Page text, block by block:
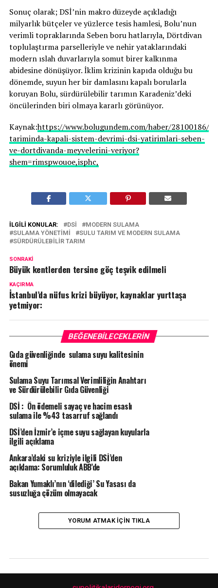
Sonuç olarak; DSİ’nin makro düzeyde açıkladığı
milyarlık bütçeler ve yüzlerce tesis hamlesi, Bolu’nun
verimli topraklarında Seben boru hatlarıyla, Dörtdivan
toplulaştırma parselleriyle ve nehir yataklarındaki
modern ıslah duvarlarıyla somut birer kalkınma
abidesine dönüşüyor. İklim krizinin kapıda olduğu bu
dönemde, suyun her bir damlasını kapalı borularla
koruyan Bolu, sürdürülebilir tarımın Karadeniz’deki
öncülerinden biri olmaya kararlı görünüyor.
Kaynak:https://www.bolugundem.com/haber/28100186/
tariminda-kapali-sistem-devrimi-dsi-yatirimlari-seben-
ve-dortdivanda-meyvelerini-veriyor?
shem=rimspwouoe,isphc,
İLGILI KONULAR: DSİ
MODERN SULAMA
SULAMA YÖNETIMI
SULU TARIM VE MODERN SULAMA
SÜRDÜRÜLEBILIR TARIM
SONRAKI
Büyük kentlerden tersine göç teşvik edilmeli
KAÇIRMA
İstanbul’da nüfus krizi büyüyor, kaynaklar yurttaşa
yetmiyor:
BEĞENEBILECEKLERIN
Gıda güvenliğinde sulama suyu kalitesinin
önemi
Sulama Suyu Tarımsal Verimliliğin Anahtarı
ve Sürdürülebilir Gıda Güvenliği
DSİ : Ön ödemeli sayaç ve hacim esaslı
sulama ile %43 tasarruf sağlandı
DSİ’den İzmir’e içme suyu sağlayan kuyularla
ilgili açıklama
Ankara’daki su kriziyle ilgili DSİ’den
açıklama: Sorumluluk ABB’de
Bakan Yumaklı’nın ‘dilediği’ Su Yasası da
susuzluğa çözüm olmayacak
YORUM ATMAK IÇIN TIKLA